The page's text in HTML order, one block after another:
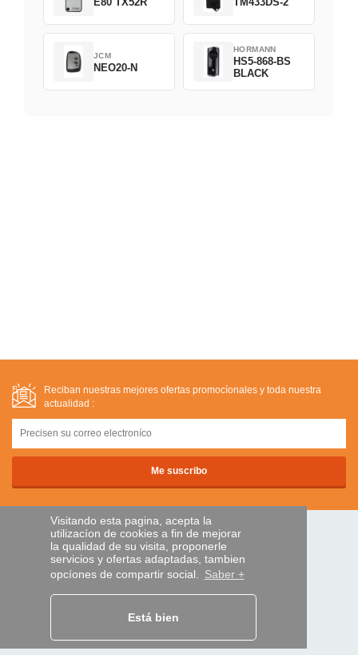
Visitando esta pagina, acepta la
utilizacíon de cookies a fin de mejorar
la qualidad de su visita, proponerle
servicios y ofertas adaptadas, tambien
opcíones de compartir social. Saber +
Está bien
JCM
NEO20-N
HORMANN
HS5-868-BS
BLACK
Reciban nuestras mejores ofertas promocíonales y toda nuestra
actualidad :
PAGOS SEGUROS
Localice su envío